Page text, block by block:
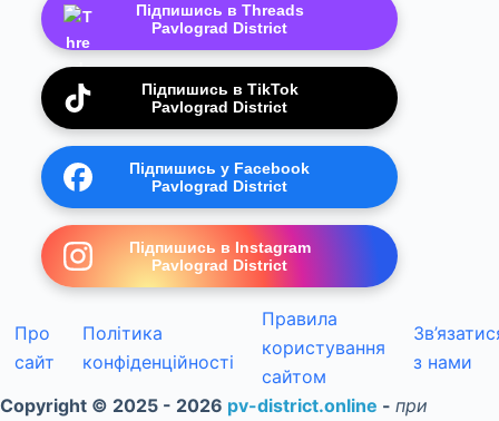
Підпишись в Threads
Pavlograd District
Підпишись в TikTok
Pavlograd District
Підпишись у Facebook
Pavlograd District
Підпишись в Instagram
Pavlograd District
Про
сайт
Політика
конфіденційності
Правила
користування
сайтом
з нами
Copyright © 2025 - 2026 pv-district.online - при